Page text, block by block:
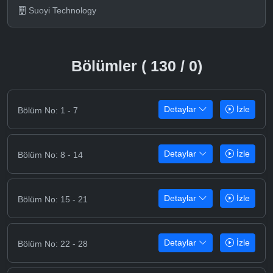
Suoyi Technology
Bölümler ( 130 / 0)
Bölüm No: 1 - 7 Detaylar İzle
Bölüm No: 8 - 14 Detaylar İzle
Bölüm No: 15 - 21 Detaylar İzle
Bölüm No: 22 - 28 Detaylar İzle